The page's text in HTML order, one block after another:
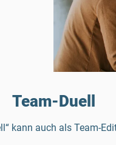
Team-Duell
kann auch als Team-